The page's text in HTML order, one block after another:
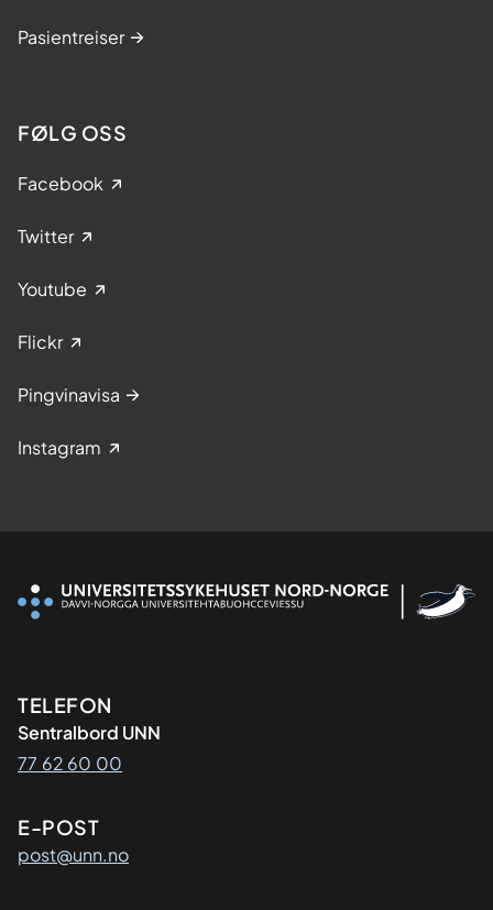
Pasientreiser
FØLG OSS
Facebook
Twitter
Youtube
Flickr
Pingvinavisa
Instagram
Kontaktinformasjon
TELEFON
Sentralbord UNN
77 62 60 00
E-POST
post@unn.no